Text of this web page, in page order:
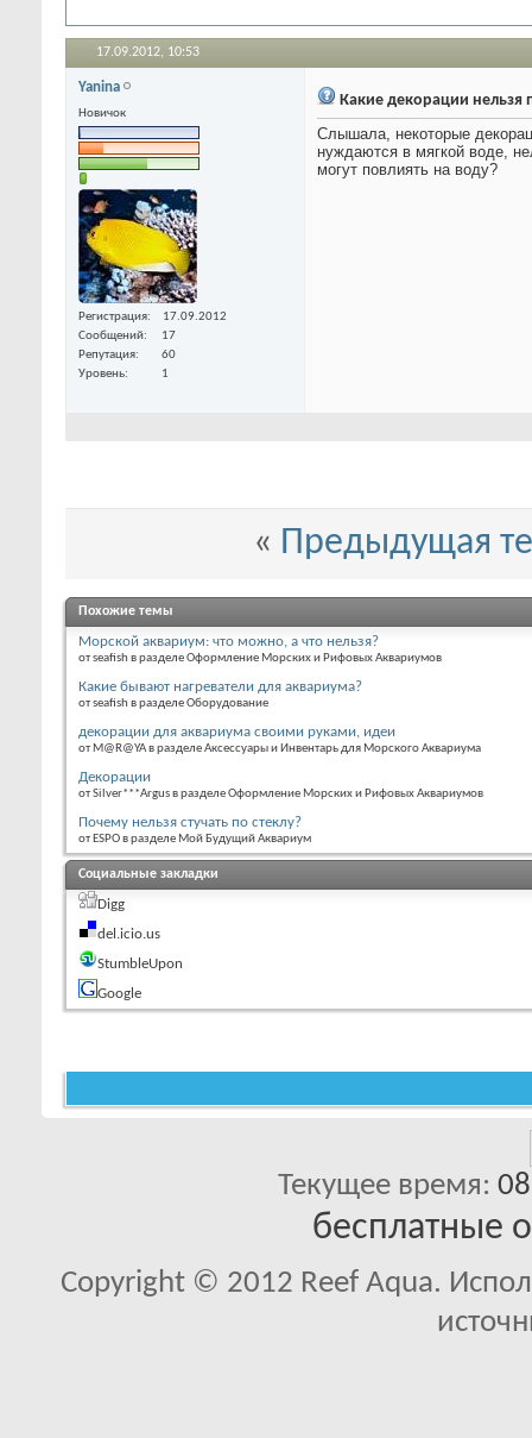
17.09.2012, 10:53
Yanina
Новичок
Регистрация
17.09.2012
Сообщений
17
Репутация
60
Уровень
1
Какие декорации нельзя
Слышала, некоторые
нуждаются в мягкой воде,
могут повлиять на воду?
« Предыдущая
Похожие темы
Морской аквариум: что можно, а что нельзя?
от seafish в разделе Оформление Морских и Рифовых Аквариумов
Какие бывают нагреватели для аквариума?
от seafish в разделе Оборудование
декорации для аквариума своими руками, идеи
от M@R@YA в разделе Аксессуары и Инвентарь для Морского Аквариума
Декорации
от Silver***Argus в разделе Оформление Морских и Рифовых Аквариумов
Почему нельзя стучать по стеклу?
от ESPO в разделе Мой Будущий Аквариум
Социальные закладки
Digg
del.icio.us
StumbleUpon
Google
Текущее время:
бесплатные
Copyright © 2012 Reef Aqua.